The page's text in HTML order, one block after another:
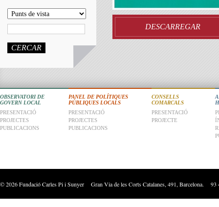
CERCAR
DESCARREGAR
CONSELLS
COMARCALS
PRESENTACIÓ
PROJECTE
PANEL DE POLÍTIQUES
PÚBLIQUES LOCALS
PRESENTACIÓ
PROJECTES
PUBLICACIONS
OBSERVATORI DE
GOVERN LOCAL
PRESENTACIÓ
PROJECTES
PUBLICACIONS
©2026Fundació Carles Pi i Sunyer Gran Via de les Corts Catalanes, 491, Barcelona.